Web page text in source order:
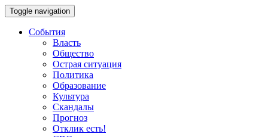
Toggle navigation
События
Власть
Общество
Острая ситуация
Политика
Образование
Культура
Скандалы
Прогноз
Отклик есть!